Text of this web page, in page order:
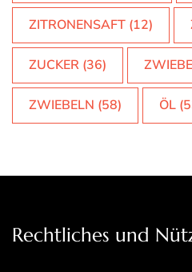
ZITRONENSAFT (12)
ZUCKER (36)
ZWIEBELN (58) ÖL
Rechtliches und